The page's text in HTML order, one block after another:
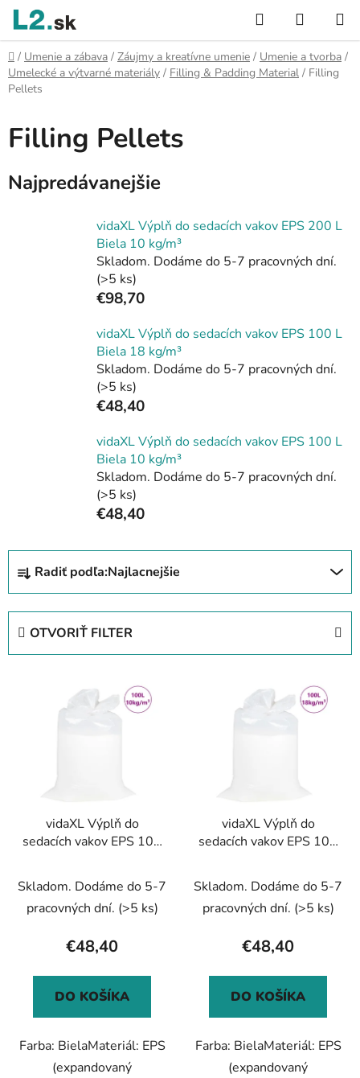
Prejsť
obsah
Hľadať
KOŠÍK
Domov
/ Umenie a zábava / Záujmy a kreatívne umenie / Umenie a tvorba /
Umelecké a výtvarné materiály / Filling & Padding Material / Filling
Pellets
Filling Pellets
Najpredávanejšie
vidaXL Výplň do sedacích vakov EPS 200 L
Biela 10 kg/m³
Skladom. Dodáme do 5-7 pracovných dní.
(>5 ks)
€98,70
vidaXL Výplň do sedacích vakov EPS 100 L
Biela 18 kg/m³
Skladom. Dodáme do 5-7 pracovných dní.
(>5 ks)
€48,40
vidaXL Výplň do sedacích vakov EPS 100 L
Biela 10 kg/m³
Skladom. Dodáme do 5-7 pracovných dní.
(>5 ks)
€48,40
R
d
Radiť podľa:Najlacnejšie
OTVORIŤ FILTER
vidaXL Výplň do
sedacích vakov EPS 100
Skladom. Dodáme do 5-7
pracovných dní. (>5 ks)
€48,40
DO KOŠÍKA
Farba: BielaMateriál: EPS
(expandovaný
vidaXL Výplň do
sedacích vakov EPS 100
Skladom. Dodáme do 5-7
pracovných dní. (>5 ks)
€48,40
DO KOŠÍKA
Farba: BielaMateriál: EPS
(expandovaný